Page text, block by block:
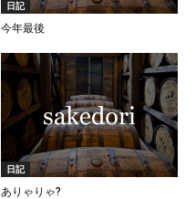
日記
今年最後
日記
ありゃりゃ?